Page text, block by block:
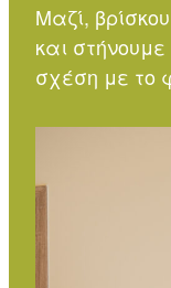
Μαζί,
και
σχέση με το